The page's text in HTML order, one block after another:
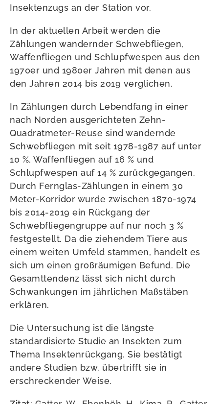
Insektenzugs an der Station vor.
In der aktuellen Arbeit werden die
Zählungen wandernder Schwebfliegen,
Waffenfliegen und Schlupfwespen aus den
1970er und 1980er Jahren mit denen aus
den Jahren 2014 bis 2019 verglichen.
In Zählungen durch Lebendfang in einer
nach Norden ausgerichteten Zehn-
Quadratmeter-Reuse sind wandernde
Schwebfliegen mit seit 1978-1987 auf unter
10 %, Waffenfliegen auf 16 % und
Schlupfwespen auf 14 % zurückgegangen.
Durch Fernglas-Zählungen in einem 30
Meter-Korridor wurde zwischen 1870-1974
bis 2014-2019 ein Rückgang der
Schwebfliegengruppe auf nur noch 3 %
festgestellt. Da die ziehendem Tiere aus
einem weiten Umfeld stammen, handelt es
sich um einen großräumigen Befund. Die
Gesamttendenz lässt sich nicht durch
Schwankungen im jährlichen Maßstäben
erklären.
Die Untersuchung ist die längste
standardisierte Studie an Insekten zum
Thema Insektenrückgang. Sie bestätigt
andere Studien bzw. übertrifft sie in
erschreckender Weise.